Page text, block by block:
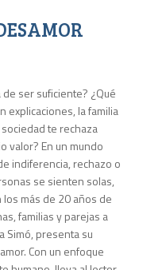
ser suficiente? ¿Qué
explicaciones, la familia
te rechaza
valor? En un mundo
indiferencia, rechazo o
se sienten solas,
más de 20 años de
familias y parejas a
Simó, presenta su
Con un enfoque